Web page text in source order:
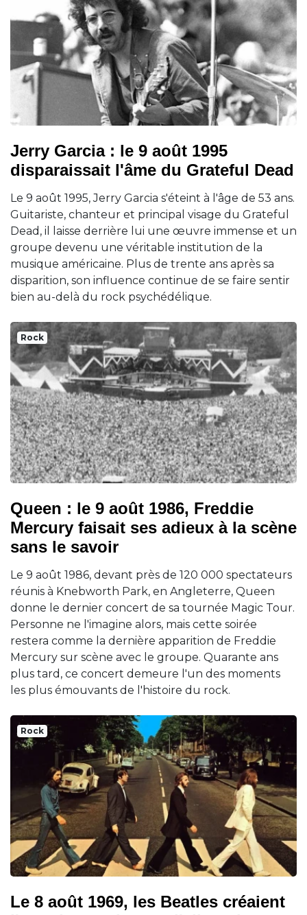
Jerry Garcia : le 9 août 1995
disparaissait l'âme du Grateful Dead
Le 9 août 1995, Jerry Garcia s'éteint à l'âge de 53 ans.
Guitariste, chanteur et principal visage du Grateful
Dead, il laisse derrière lui une œuvre immense et un
groupe devenu une véritable institution de la
musique américaine. Plus de trente ans après sa
disparition, son influence continue de se faire sentir
bien au-delà du rock psychédélique.
Rock
Queen : le 9 août 1986, Freddie
Mercury faisait ses adieux à la scène
sans le savoir
Le 9 août 1986, devant près de 120 000 spectateurs
réunis à Knebworth Park, en Angleterre, Queen
donne le dernier concert de sa tournée Magic Tour.
Personne ne l'imagine alors, mais cette soirée
restera comme la dernière apparition de Freddie
Mercury sur scène avec le groupe. Quarante ans
plus tard, ce concert demeure l'un des moments
les plus émouvants de l'histoire du rock.
Rock
Le 8 août 1969, les Beatles créaient